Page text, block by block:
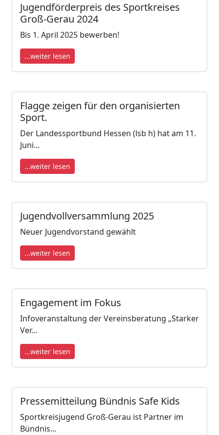
Jugendförderpreis des Sportkreises
Groß-Gerau 2024
Bis 1. April 2025 bewerben!
...weiter lesen
Flagge zeigen für den organisierten
Sport.
Der Landessportbund Hessen (lsb h) hat am 11.
Juni...
...weiter lesen
Jugendvollversammlung 2025
Neuer Jugendvorstand gewählt
...weiter lesen
Engagement im Fokus
Infoveranstaltung der Vereinsberatung „Starker
Ver...
...weiter lesen
Pressemitteilung Bündnis Safe Kids
Sportkreisjugend Groß-Gerau ist Partner im
Bündnis...